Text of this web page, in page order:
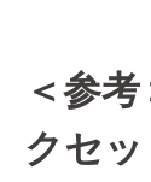
＜参
クセ